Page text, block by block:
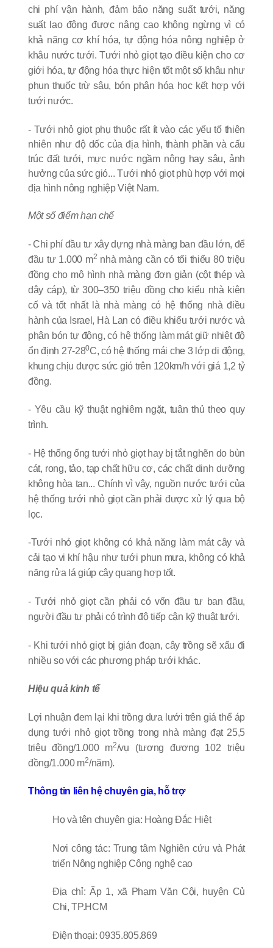
chi phí vận hành, đảm bảo năng suất tưới, năng
suất lao động được nâng cao không ngừng vì có
khả năng cơ khí hóa, tự động hóa nông nghiệp ở
khâu nước tưới. Tưới nhỏ giọt tạo điều kiện cho cơ
giới hóa, tự động hóa thực hiện tốt một số khâu như
phun thuốc trừ sâu, bón phân hóa học kết hợp với
tưới nước.
- Tưới nhỏ giọt phụ thuộc rất ít vào các yếu tố thiên
nhiên như độ dốc của địa hình, thành phần và cấu
trúc đất tưới, mực nước ngầm nông hay sâu, ảnh
hưởng của sức gió... Tưới nhỏ giọt phù hợp với mọi
địa hình nông nghiệp Việt Nam.
Một số điểm hạn chế
- Chi phí đầu tư xây dựng nhà màng ban đầu lớn, để
đầu tư 1.000 m2 nhà màng cần có tối thiểu 80 triệu
đồng cho mô hình nhà màng đơn giản (cột thép và
dây cáp), từ 300–350 triệu đồng cho kiểu nhà kiên
cố và tốt nhất là nhà màng có hệ thống nhà điều
hành của Israel, Hà Lan có điều khiểu tưới nước và
phân bón tự động, có hệ thống làm mát giữ nhiệt độ
ổn định 27-280C, có hệ thống mái che 3 lớp di động,
khung chịu được sức gió trên 120km/h với giá 1,2 tỷ
đồng.
- Yêu cầu kỹ thuật nghiêm ngặt, tuân thủ theo quy
trình.
- Hệ thống ống tưới nhỏ giọt hay bị tắt nghẽn do bùn
cát, rong, tảo, tạp chất hữu cơ, các chất dinh dưỡng
không hòa tan... Chính vì vậy, nguồn nước tưới của
hệ thống tưới nhỏ giọt cần phải được xử lý qua bộ
lọc.
-Tưới nhỏ giọt không có khả năng làm mát cây và
cải tạo vi khí hậu như tưới phun mưa, không có khả
năng rửa lá giúp cây quang hợp tốt.
- Tưới nhỏ giọt cần phải có vốn đầu tư ban đầu,
người đầu tư phải có trình độ tiếp cận kỹ thuật tưới.
- Khi tưới nhỏ giọt bị gián đoạn, cây trồng sẽ xấu đi
nhiều so với các phương pháp tưới khác.
Hiệu quả kinh tế
Lợi nhuận đem lại khi trồng dưa lưới trên giá thể áp
dụng tưới nhỏ giọt trồng trong nhà màng đạt 25,5
triệu đồng/1.000 m2/vụ (tương đương 102 triệu
đồng/1.000 m2/năm).
Thông tin liên hệ chuyên gia, hỗ trợ
Họ và tên chuyên gia: Hoàng Đắc Hiệt
Nơi công tác: Trung tâm Nghiên cứu và Phát
triển Nông nghiệp Công nghệ cao
Địa chỉ: Ấp 1, xã Phạm Văn Cội, huyện Củ
Chi, TP.HCM
Điện thoại: 0935.805.869